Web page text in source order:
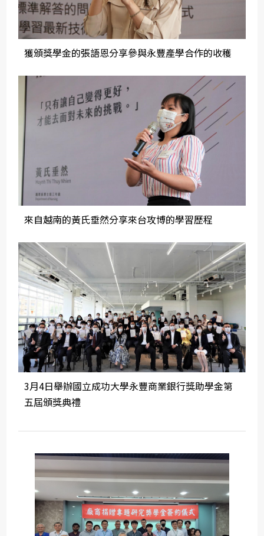
獲頒獎學金的張語恩分享參與永豐產學合作的收穫
來自越南的黃氏垂然分享來台攻博的學習歷程
3月4日舉辦國立成功大學永豐商業銀行獎助學金第
五屆頒獎典禮